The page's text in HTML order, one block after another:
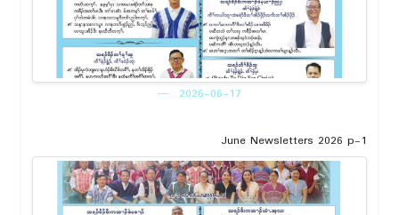
2026-06-17
June Newsletters 2026 p-1